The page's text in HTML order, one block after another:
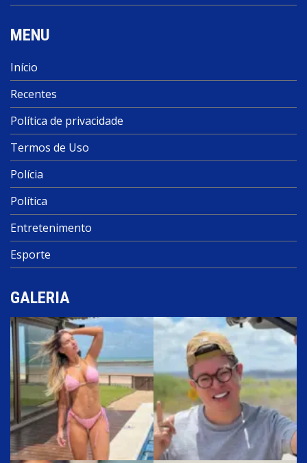
MENU
Início
Recentes
Política de privacidade
Termos de Uso
Polícia
Política
Entretenimento
Esporte
GALERIA